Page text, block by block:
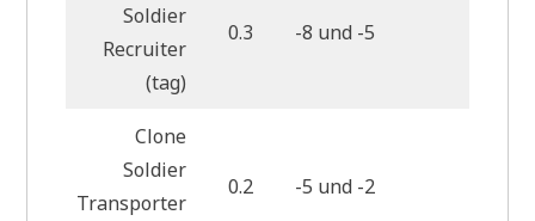
Soldier
Recruiter
(tag)
0.3 -8 und -5
Clone
Soldier
Transporter
0.2 -5 und -2